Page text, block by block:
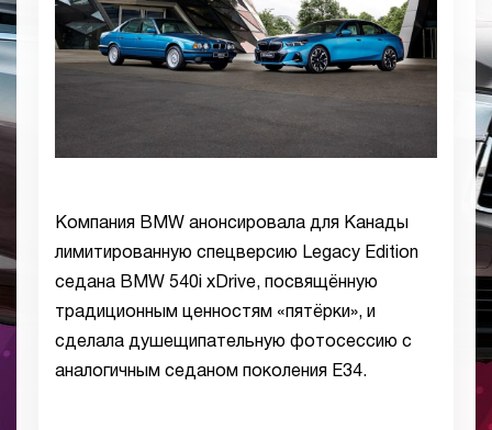
Компания BMW анонсировала для Канады
лимитированную спецверсию Legacy Edition
седана BMW 540i xDrive, посвящённую
традиционным ценностям «пятёрки», и
сделала душещипательную фотосессию с
аналогичным седаном поколения E34.